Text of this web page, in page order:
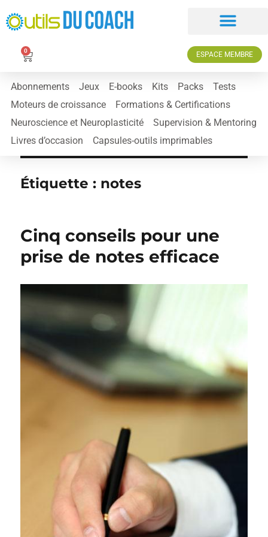
0 ESPACE MEMBRE
Abonnements Jeux E-books Kits Packs
Tests
Moteurs de croissance
Formations & Certifications
Neuroscience et Neuroplasticité
Supervision & Mentoring
Livres d’occasion
Capsules-outils imprimables
Étiquette : notes
Cinq conseils pour une
prise de notes efficace